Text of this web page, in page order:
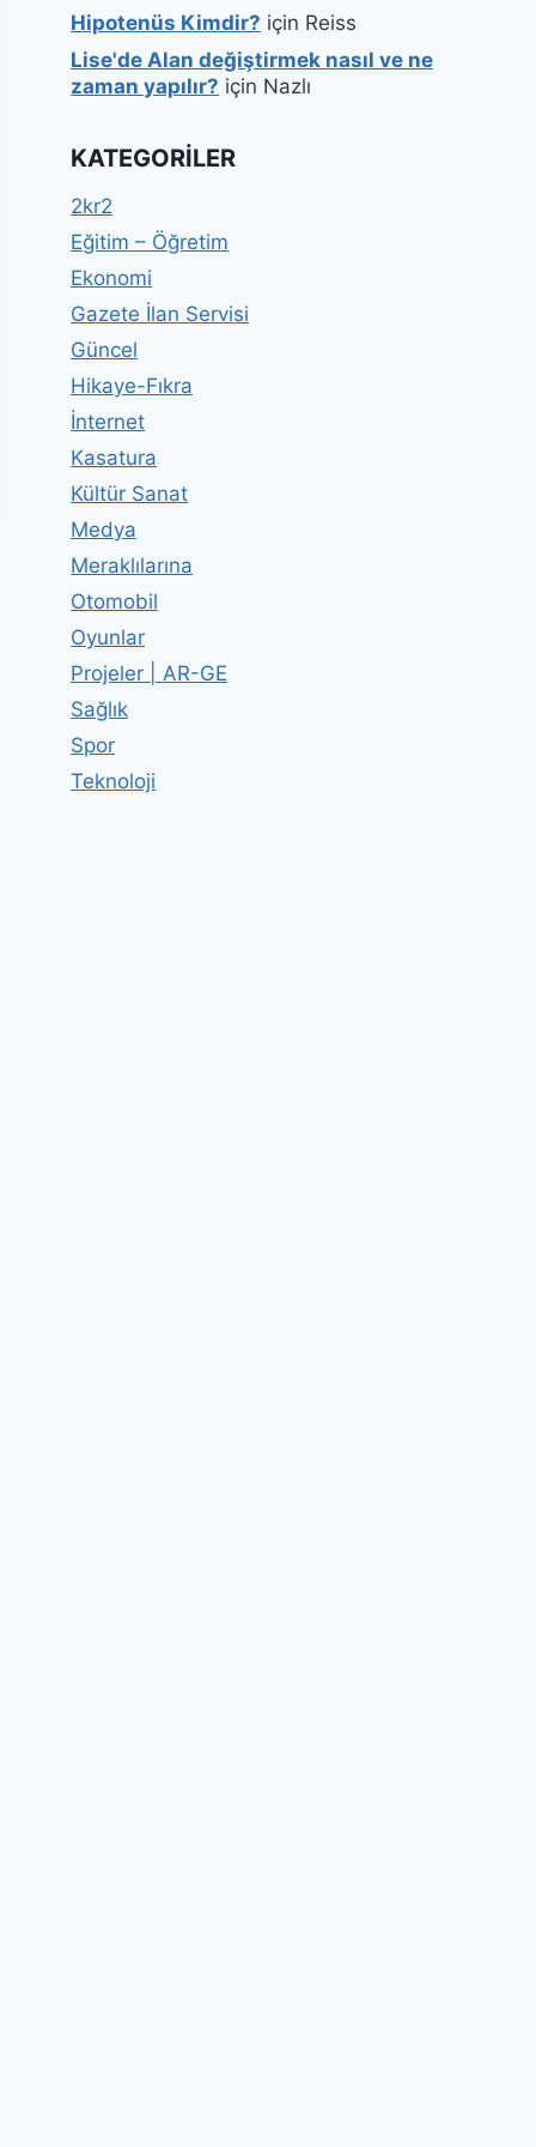
Hipotenüs Kimdir? için Reiss
Lise'de Alan değiştirmek nasıl ve ne
zaman yapılır? için Nazlı
KATEGORILER
2kr2
Eğitim – Öğretim
Ekonomi
Gazete İlan Servisi
Güncel
Hikaye-Fıkra
İnternet
Kasatura
Kültür Sanat
Medya
Meraklılarına
Otomobil
Oyunlar
Projeler | AR-GE
Sağlık
Spor
Teknoloji